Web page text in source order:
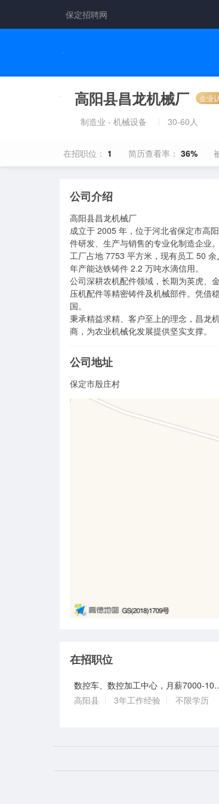
保定招聘网
高阳县昌龙机械厂 企业
制造业 - 机械设备 30-60人
在招职位： 1 简历查看率： 36%
公司介绍
高阳县昌龙机械厂
成立于 2005 年，位于河北省保定市高
件研发、生产与销售的专业化制造企业。
工厂占地 7753 平方米，现有员工 50
年产能达铁铸件 2.2 万吨水滴信用。
公司深耕农机配件领域，长期为英虎、
压机配件等精密铸件及机械部件。凭借
国。
秉承精益求精、客户至上的理念，昌龙
商，为农业机械化发展提供坚实支撑。
公司地址
保定市殷庄村
在招职位
数控车、数控
高阳县
3年工作经验 不限学历